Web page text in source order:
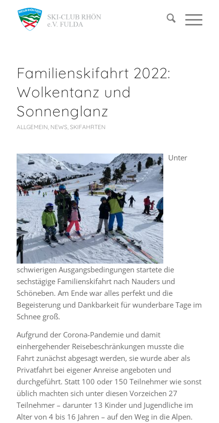
Familienskifahrt 2022:
Wolkentanz und
Sonnenglanz
ALLGEMEIN, NEWS, SKIFAHRTEN
Unter
schwierigen Ausgangsbedingungen startete die
sechstägige Familienskifahrt nach Nauders und
Schöneben. Am Ende war alles perfekt und die
Begeisterung und Dankbarkeit für wunderbare Tage im
Schnee groß.
Aufgrund der Corona-Pandemie und damit
einhergehender Reisebeschränkungen musste die
Fahrt zunächst abgesagt werden, sie wurde aber als
Privatfahrt bei eigener Anreise angeboten und
durchgeführt. Statt 100 oder 150 Teilnehmer wie sonst
üblich machten sich unter diesen Vorzeichen 27
Teilnehmer – darunter 13 Kinder und Jugendliche im
Alter von 4 bis 16 Jahren – auf den Weg in die Alpen.